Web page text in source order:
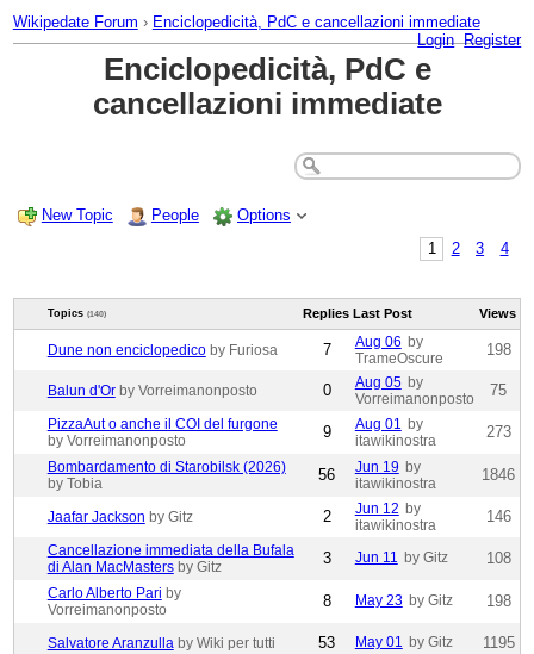
Wikipedate Forum › Enciclopedicità, PdC e cancellazioni immediate
Login Register
Enciclopedicità, PdC e
cancellazioni immediate
New Topic People
Options
1
2 3 4
Topics (140) Replies Last Post Views
Dune non enciclopedico by Furiosa 7 Aug 06 by
TrameOscure
198
Balun d'Or by Vorreimanonposto 0 Aug 05 by
Vorreimanonposto
75
PizzaAut o anche il COI del furgone
by Vorreimanonposto
9 Aug 01 by
itawikinostra
273
Bombardamento di Starobilsk (2026)
by Tobia
56 Jun 19 by
itawikinostra
1846
Jaafar Jackson by Gitz 2 Jun 12 by
itawikinostra
146
Cancellazione immediata della Bufala
di Alan MacMasters by Gitz 3 Jun 11 by Gitz 108
Carlo Alberto Pari by
Vorreimanonposto
8 May 23 by Gitz 198
Salvatore Aranzulla by Wiki per tutti 53 May 01 by Gitz 1195